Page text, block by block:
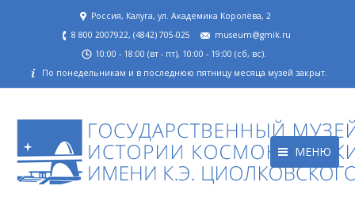
Россия, Калуга, ул. Академика Королёва, 2
8 800 2007922, (4842) 705-025
museum@gmik.ru
10:00 - 18:00 (вт - пт), 10:00 - 19:00 (сб, вс).
По понедельникам и в последнюю пятницу месяца музей закрыт.
МЕНЮ